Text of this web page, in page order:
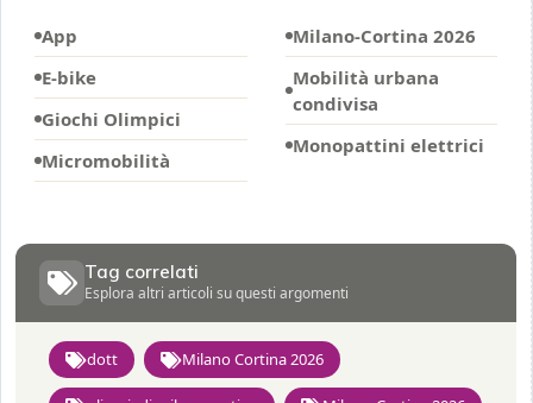
App
E-bike
Giochi Olimpici
Micromobilità
Milano-Cortina 2026
Mobilità urbana
condivisa
Monopattini elettrici
Tag correlati
Esplora altri articoli su questi argomenti
dott Milano Cortina 2026